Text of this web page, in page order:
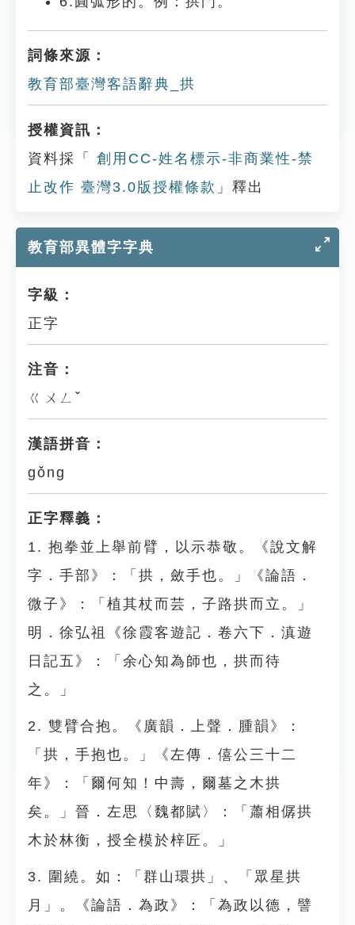
詞條來源：
教育部臺灣客語辭典_拱
授權資訊：
資料採「
創用CC-姓名標示-非商業性-禁
止改作 臺灣3.0版授權條款 」釋出
教育部異體字字典
字級：
正字
注音：
ㄍㄨㄥˇ
漢語拼音：
gǒng
正字釋義：
1. 抱拳並上舉前臂，以示恭敬。《說文解
字．手部》：「拱，斂手也。」《論語．
微子》：「植其杖而芸，子路拱而立。」
明．徐弘祖《徐霞客遊記．卷六下．滇遊
日記五》：「余心知為師也，拱而待
之。」
2. 雙臂合抱。《廣韻．上聲．腫韻》：
「拱，手抱也。」《左傳．僖公三十二
年》：「爾何知！中壽，爾墓之木拱
矣。」晉．左思〈魏都賦〉：「蕭相僝拱
木於林衡，授全模於梓匠。」
3. 圍繞。如：「群山環拱」、「眾星拱
月」。《論語．為政》：「為政以德，譬